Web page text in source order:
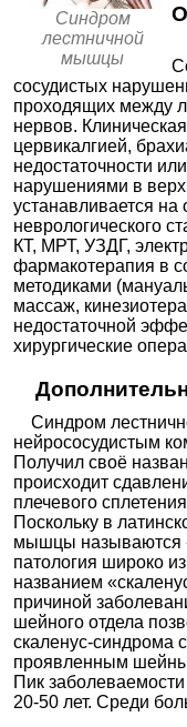
Синдром
лестничной
мышцы
сосудистых
проходящих между
нервов.
цервикалгией,
недостаточности
нарушениями в
устанавливается
неврологического
КТ, МРТ, УЗДГ,
фармакотерапия в
методиками
массаж,
недостаточной
хирургические
Синдром
нейрососудистым
Получил своё
происходит
плечевого
Поскольку в
мышцы называются
патология широко
названием
причиной
шейного отдела
скаленус-синдрома
проявленным
Пик
20-50 лет. Среди